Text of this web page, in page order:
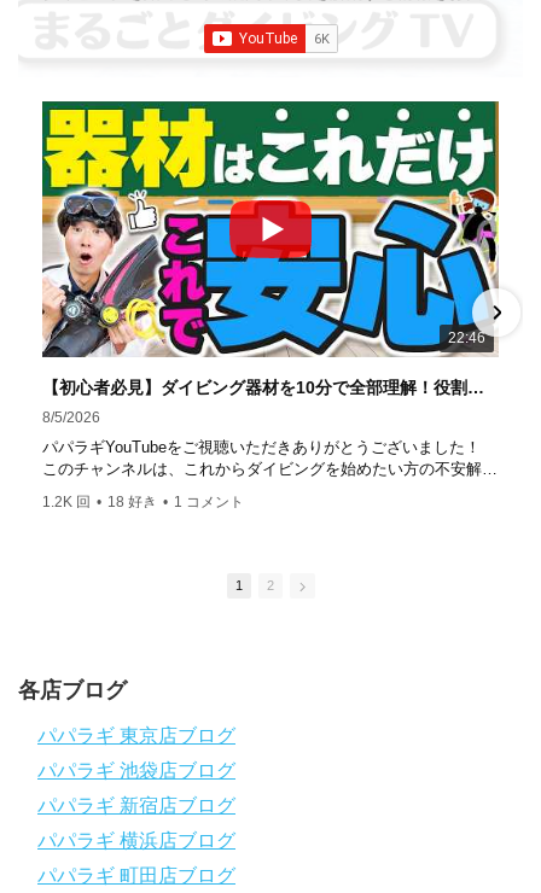
業の国内最大規模のスキューバダイビングスクール。 PADI
の初心者ダイビングライセンス認定実績。 常駐のプロイン
ストラクターは40名ほど。 【初心者からプロレベルま
で！】 年間ファンダイブ開催数は1,000本を超え、初心者の
方でも安心して潜れるような初心者向けツアーを毎週開催
中！ 2021年マリンダイビング大賞
「講習が上手なダ
イビングスクール」部門
「教え方がうまいインストラク
ター」部門
「国内ダイビングサービス伊豆半島エリア」
部門
「国内ダイビングガイド伊豆半島エリア」部門 4冠
達成！ ――――――――――――――――― パパラギダイ
ビングスクール 本店 神奈川県 藤沢市 南藤沢10-4
はコチラ
https://www.papalagi.co.jp/staticpages/index.php/work
22:46
【初心者必見】ダイビング器材を10分で全部理解！役割・使い方をやさしく解説
8/5/2026
パパラギYouTubeをご視聴いただきありがとうございました！
このチャンネルは、これからダイビングを始めたい方の不安解消
や悩みごとを解消するためのチャンネルです
ひとりでも多くの方に、素敵なダイビングライフを送っていただ
ダイビングのこんな情報を知りたいなどありましたらコメントを
～～～～～～～～～～～～～～～～～～～～～～～～～～～～
1986年創業！国内最大規模のスキューバダイビングスクール。
徹底した安全管理と、国内トップクラスの初心者ダイビングライ
センス認定実績。
～～～～～～～～～～～～～～～～～～～～～～～～～～～～
【スマホで見れるWebマニュアル！】
パパラギ公式LINEにご登録の上、メニューから「動画資料」を
1.2K 回 • 18 好き • 1 コメント
1 2
各店ブログ
パパラギ 東京店ブログ
パパラギ 池袋店ブログ
パパラギ 新宿店ブログ
パパラギ 横浜店ブログ
パパラギ 町田店ブログ